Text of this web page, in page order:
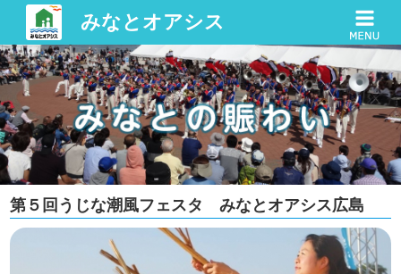
みなとオアシス
第５回うじな潮風フェスタ みなとオアシス広島